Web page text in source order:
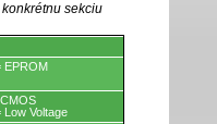
sekciu
EPROM
Low Voltage